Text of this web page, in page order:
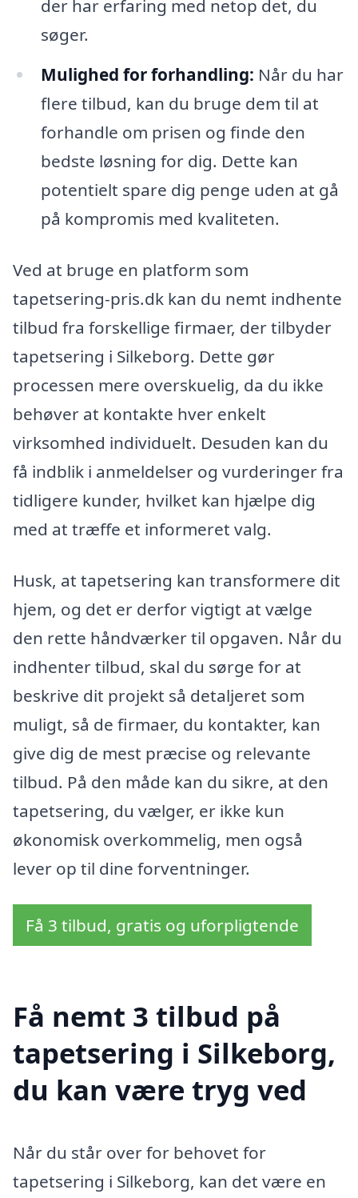
der har erfaring med netop det, du
søger.
Mulighed for forhandling: Når du har
flere tilbud, kan du bruge dem til at
forhandle om prisen og finde den
bedste løsning for dig. Dette kan
potentielt spare dig penge uden at gå
på kompromis med kvaliteten.
Ved at bruge en platform som
tapetsering-pris.dk kan du nemt indhente
tilbud fra forskellige firmaer, der tilbyder
tapetsering i Silkeborg. Dette gør
processen mere overskuelig, da du ikke
behøver at kontakte hver enkelt
virksomhed individuelt. Desuden kan du
få indblik i anmeldelser og vurderinger fra
tidligere kunder, hvilket kan hjælpe dig
med at træffe et informeret valg.
Husk, at tapetsering kan transformere dit
hjem, og det er derfor vigtigt at vælge
den rette håndværker til opgaven. Når du
indhenter tilbud, skal du sørge for at
beskrive dit projekt så detaljeret som
muligt, så de firmaer, du kontakter, kan
give dig de mest præcise og relevante
tilbud. På den måde kan du sikre, at den
tapetsering, du vælger, er ikke kun
økonomisk overkommelig, men også
lever op til dine forventninger.
Få 3 tilbud, gratis og uforpligtende
Få nemt 3 tilbud på
tapetsering i Silkeborg,
du kan være tryg ved
Når du står over for behovet for
tapetsering i Silkeborg, kan det være en